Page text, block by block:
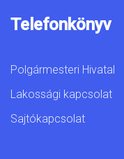
Telefonkönyv
Polgármesteri Hivatal
Lakossági kapcsolat
Sajtókapcsolat